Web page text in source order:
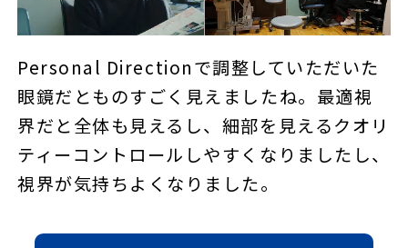
Personal Directionで調整していただいた
眼鏡だとものすごく見えましたね。最適視
界だと全体も見えるし、細部を見えるクオリ
ティーコントロールしやすくなりましたし、
視界が気持ちよくなりました。